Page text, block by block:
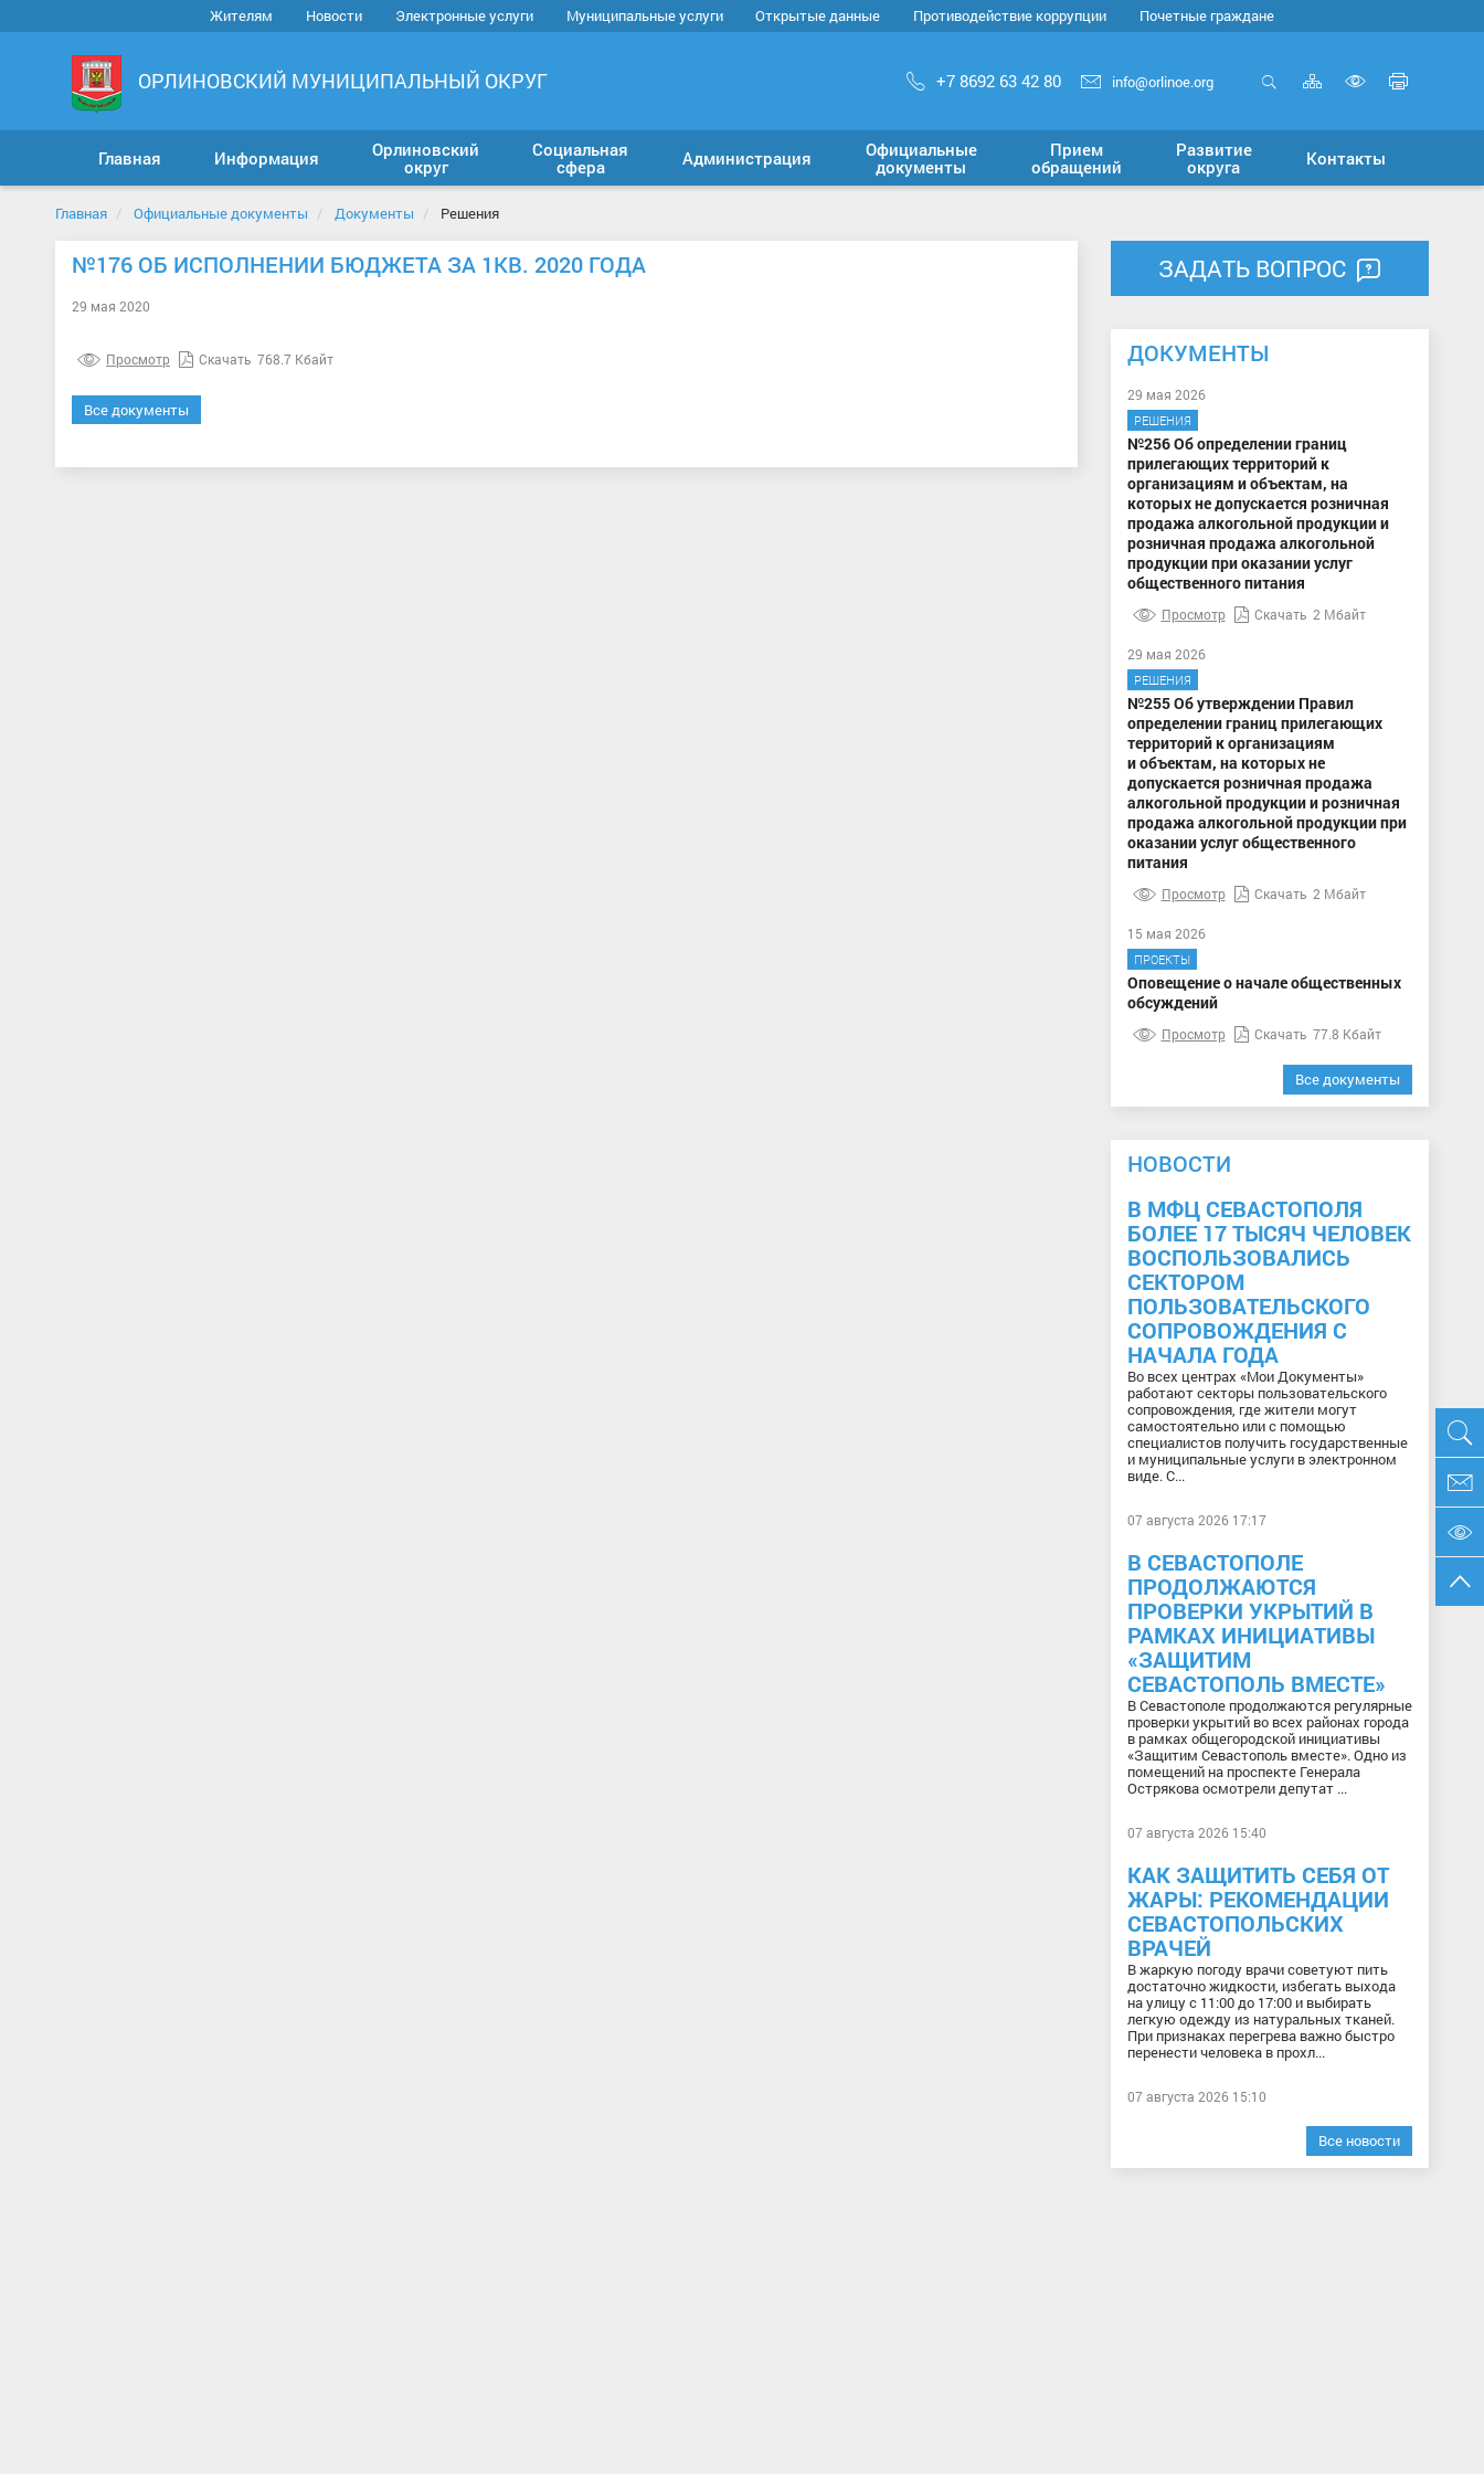
Жителям Новости Электронные услуги Муниципальные услуги Открытые данные Противодействие коррупции Почетные граждане
ОРЛИНОВСКИЙ МУНИЦИПАЛЬНЫЙ ОКРУГ +7 8692 63 42 80 info@orlinoe.org Карта
сайта
версию
для
Главная Информация
Орлиновский
округ
Социальная
сфера
Администрация
Официальные
документы
Прием
обращений
Развитие
округа
Контакты
Главная Официальные документы Документы Решения
№176 ОБ ИСПОЛНЕНИИ БЮДЖЕТА ЗА 1КВ. 2020 ГОДА
29 мая 2020
Просмотр Скачать 768.7 Кбайт
Все документы
ЗАДАТЬ ВОПРОС
ДОКУМЕНТЫ
29 мая 2026
РЕШЕНИЯ
№256 Об определении границ
прилегающих территорий к
организациям и объектам, на
которых не допускается розничная
продажа алкогольной продукции и
розничная продажа алкогольной
продукции при оказании услуг
общественного питания
Просмотр Скачать 2 Мбайт
29 мая 2026
РЕШЕНИЯ
№255 Об утверждении Правил
определении границ прилегающих
территорий к организациям
и объектам, на которых не
допускается розничная продажа
алкогольной продукции и розничная
продажа алкогольной продукции при
оказании услуг общественного
питания
Просмотр Скачать 2 Мбайт
15 мая 2026
ПРОЕКТЫ
Оповещение о начале общественных
обсуждений
Просмотр Скачать 77.8 Кбайт
Все документы
НОВОСТИ
В МФЦ СЕВАСТОПОЛЯ
БОЛЕЕ 17 ТЫСЯЧ ЧЕЛОВЕК
ВОСПОЛЬЗОВАЛИСЬ
СЕКТОРОМ
ПОЛЬЗОВАТЕЛЬСКОГО
СОПРОВОЖДЕНИЯ С
НАЧАЛА ГОДА
Во всех центрах «Мои Документы»
работают секторы пользовательского
сопровождения, где жители могут
самостоятельно или с помощью
специалистов получить государственные
и муниципальные услуги в электронном
виде. С...
07 августа 2026 17:17
В СЕВАСТОПОЛЕ
ПРОДОЛЖАЮТСЯ
ПРОВЕРКИ УКРЫТИЙ В
РАМКАХ ИНИЦИАТИВЫ
«ЗАЩИТИМ
СЕВАСТОПОЛЬ ВМЕСТЕ»
В Севастополе продолжаются регулярные
проверки укрытий во всех районах города
в рамках общегородской инициативы
«Защитим Севастополь вместе». Одно из
помещений на проспекте Генерала
Острякова осмотрели депутат ...
07 августа 2026 15:40
КАК ЗАЩИТИТЬ СЕБЯ ОТ
ЖАРЫ: РЕКОМЕНДАЦИИ
СЕВАСТОПОЛЬСКИХ
ВРАЧЕЙ
В жаркую погоду врачи советуют пить
достаточно жидкости, избегать выхода
на улицу с 11:00 до 17:00 и выбирать
легкую одежду из натуральных тканей.
При признаках перегрева важно быстро
перенести человека в прохл...
07 августа 2026 15:10
Все новости